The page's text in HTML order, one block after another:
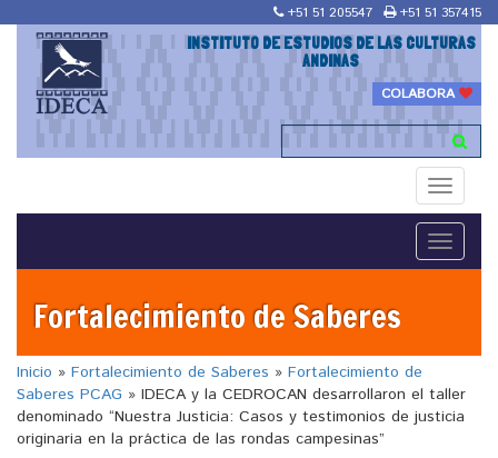
+51 51 205547 +51 51 357415
INSTITUTO DE ESTUDIOS DE LAS CULTURAS
ANDINAS
COLABORA
Toggle
Toggle
Fortalecimiento de Saberes
Inicio » Fortalecimiento de Saberes » Fortalecimiento de
Saberes PCAG » IDECA y la CEDROCAN desarrollaron el taller
denominado “Nuestra Justicia: Casos y testimonios de justicia
originaria en la práctica de las rondas campesinas”